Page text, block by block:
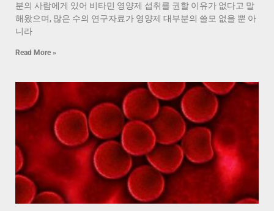
분의 사람에게 있어 비타민 영양제 섭취를 권할 이유가 없다고 말
해왔으며, 많은 수의 연구자료가 영양제 대부분의 쓸모 없을 뿐 아
니라
Read More »